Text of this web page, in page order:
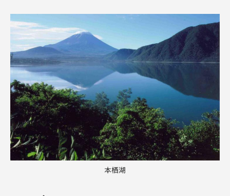
本栖湖
本栖湖の夜明け